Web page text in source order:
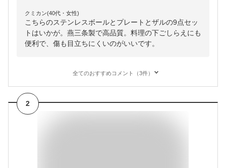
クミカン(40代・女性)
こちらのステンレスボールとプレートとザルの9点セッ
トはいかが。燕三条製で高品質。料理の下ごしらえにも
便利で、傷も目立ちにくいのがいいです。
全てのおすすめコメント（3件）
2